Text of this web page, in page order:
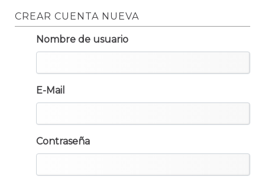
CREAR CUENTA NUEVA
Nombre de usuario
E-Mail
Contraseña